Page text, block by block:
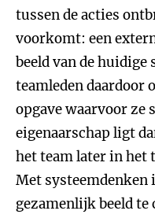
tussen de acties
voorkomt: een
beeld van de
teamleden daardoor
opgave waarvoor ze
eigenaarschap ligt
het team later in het
Met systeemdenken
gezamenlijk beeld te